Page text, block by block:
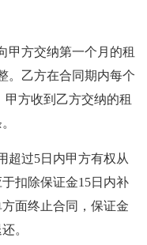
甲方交纳第一个月的租
。乙方在合同期内每个
甲方收到乙方交纳的租
超过5日内甲方有权从
扣除保证金15日内补
面终止合同，保证金
。